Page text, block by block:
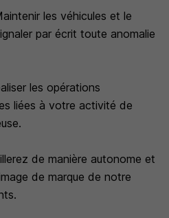
les véhicules et le
par écrit toute anomalie
les opérations
liées à votre activité de
de manière autonome et
de marque de notre